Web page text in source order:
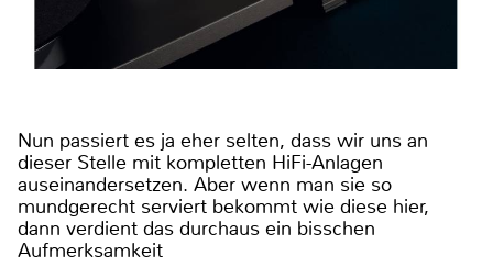
Nun passiert es ja eher selten, dass wir uns an
dieser Stelle mit kompletten HiFi-Anlagen
auseinandersetzen. Aber wenn man sie so
mundgerecht serviert bekommt wie diese hier,
dann verdient das durchaus ein bisschen
Aufmerksamkeit